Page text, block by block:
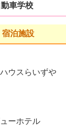
車学校
宿泊施設
ウスらいずや
ーホテル